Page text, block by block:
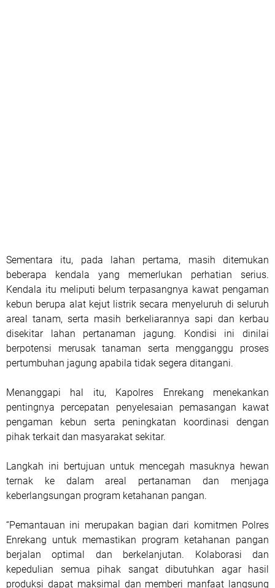
Sementara itu, pada lahan pertama, masih ditemukan
beberapa kendala yang memerlukan perhatian serius.
Kendala itu meliputi belum terpasangnya kawat pengaman
kebun berupa alat kejut listrik secara menyeluruh di seluruh
areal tanam, serta masih berkeliarannya sapi dan kerbau
disekitar lahan pertanaman jagung. Kondisi ini dinilai
berpotensi merusak tanaman serta mengganggu proses
pertumbuhan jagung apabila tidak segera ditangani.
Menanggapi hal itu, Kapolres Enrekang menekankan
pentingnya percepatan penyelesaian pemasangan kawat
pengaman kebun serta peningkatan koordinasi dengan
pihak terkait dan masyarakat sekitar.
Langkah ini bertujuan untuk mencegah masuknya hewan
ternak ke dalam areal pertanaman dan menjaga
keberlangsungan program ketahanan pangan.
“Pemantauan ini merupakan bagian dari komitmen Polres
Enrekang untuk memastikan program ketahanan pangan
berjalan optimal dan berkelanjutan. Kolaborasi dan
kepedulian semua pihak sangat dibutuhkan agar hasil
produksi dapat maksimal dan memberi manfaat langsung